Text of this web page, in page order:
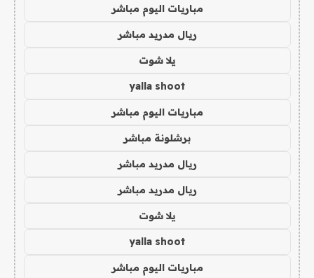
مباريات اليوم مباشر
ريال مدريد مباشر
يلا شوت
yalla shoot
مباريات اليوم مباشر
برشلونة مباشر
ريال مدريد مباشر
ريال مدريد مباشر
يلا شوت
yalla shoot
مباريات اليوم مباشر